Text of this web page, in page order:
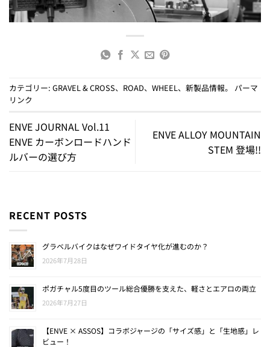
カテゴリー: GRAVEL & CROSS、 ROAD、 WHEEL、 新製品情報。 パーマ
リンク
ENVE JOURNAL Vol.11
ENVE カーボンロードハンド
ルバーの選び方
ENVE ALLOY MOUNTAIN
STEM 登場!!
RECENT POSTS
グラベルバイクはなぜワイドタイヤ化が進むのか？
2026年7月28日
ポガチャル5度目のツール総合優勝を支えた、軽さとエアロの両立
2026年7月27日
【ENVE × ASSOS】コラボジャージの「サイズ感」と「生地感」レ
ビュー！